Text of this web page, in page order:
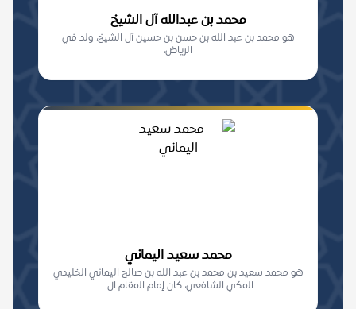
محمد بن عبدالله آل الشيخ
هو محمد بن عبد الله بن حسن بن حسين آل الشيخ، ولد في
الرياض،
محمد سعيد اليماني
هو محمد سعيد بن محمد بن عبد الله بن صالح اليماني الخليدي
المكي الشافعي، كان إمام المقام ال...